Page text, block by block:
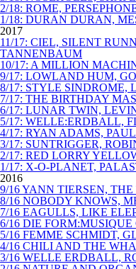
2/18: ROME,
1/18: DURAN DURAN,
2017
11/17: CIEL, SILENT
TANNENBAUM
10/17: A MILLION
9/17: LOWLAND HUM,
8/17: STYLE SINDROME,
7/17: THE BIRTHDAY
6/17: LUNAR TWIN,
5/17: WELLE:ERDBALL,
4/17: RYAN ADAMS,
3/17: SUNTRIGGER,
2/17: RED LORRY
1/17: X-O-PLANET,
2016
9/16 YANN TIERSEN,
8/16 NOBODY KNOWS,
7/16 EAGULLS, LIKE
6/16 DIE
5/16 FEMME SCHMIDT,
4/16 CHILI AND THE
3/16 WELLE ERDBALL,